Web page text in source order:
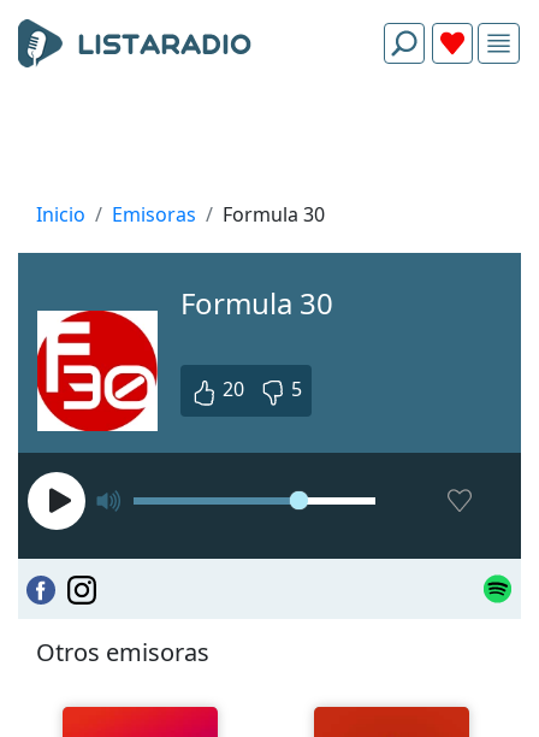
Inicio Emisoras Formula 30
Formula 30
20 5
Otros emisoras